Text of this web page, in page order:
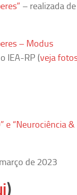
– realizada de
– Modus
IEA-RP (veja
e “Neurociência &
de 2023
)